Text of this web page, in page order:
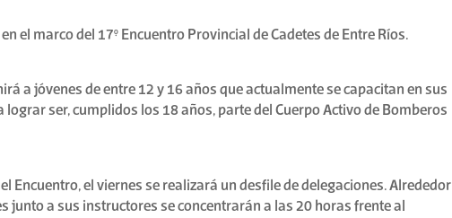
el marco del 17° Encuentro Provincial de Cadetes de Entre Ríos.
a jóvenes de entre 12 y 16 años que actualmente se capacitan en sus
lograr ser, cumplidos los 18 años, parte del Cuerpo Activo de Bomberos
Encuentro, el viernes se realizará un desfile de delegaciones. Alrededor
junto a sus instructores se concentrarán a las 20 horas frente al